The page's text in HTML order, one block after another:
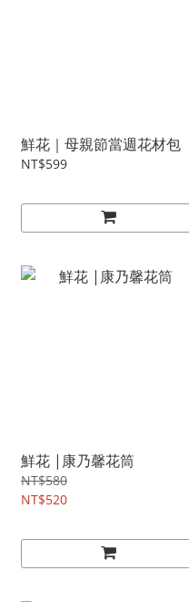
鮮花｜母親節當週花材包
NT$599
鮮花 |康乃馨花筒
NT$580
NT$520